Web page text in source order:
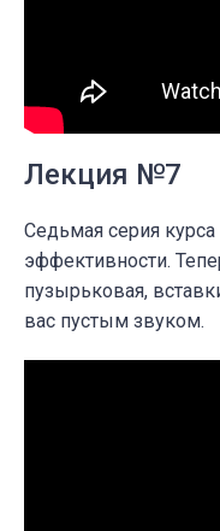
Лекция №7
Седьмая серия
эффективности.
пузырьковая,
вас пустым звуком.